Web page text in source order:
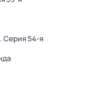
. Серия 54-я